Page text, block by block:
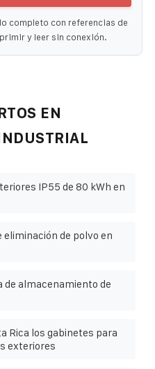
completo con referencias de
y leer sin conexión.
EN
IP55 de 80 kWh en
eliminación de polvo en
de almacenamiento de
Rica los gabinetes para
exteriores